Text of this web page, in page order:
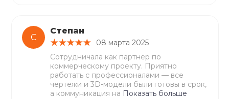
С
Степан
08 марта 2025
Сотрудничала как партнер по
коммерческому проекту. Приятно
работать с профессионалами — все
чертежи и 3D-модели были готовы в срок,
а коммуникация на Показать больше